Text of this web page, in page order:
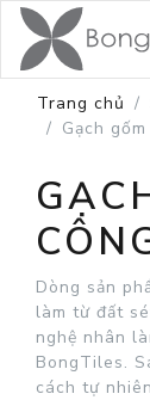
Trang chủ
Gạch
Dòng sản
làm từ đất
nghệ nhân
BongTiles.
cách tự